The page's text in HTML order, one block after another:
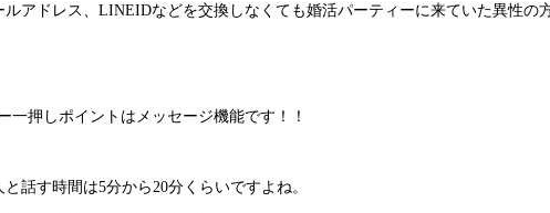
アドレス、LINEIDなどを交換しなくても婚活パーティーに来ていた異性の
一押しポイントはメッセージ機能です！！
話す時間は5分から20分くらいですよね。